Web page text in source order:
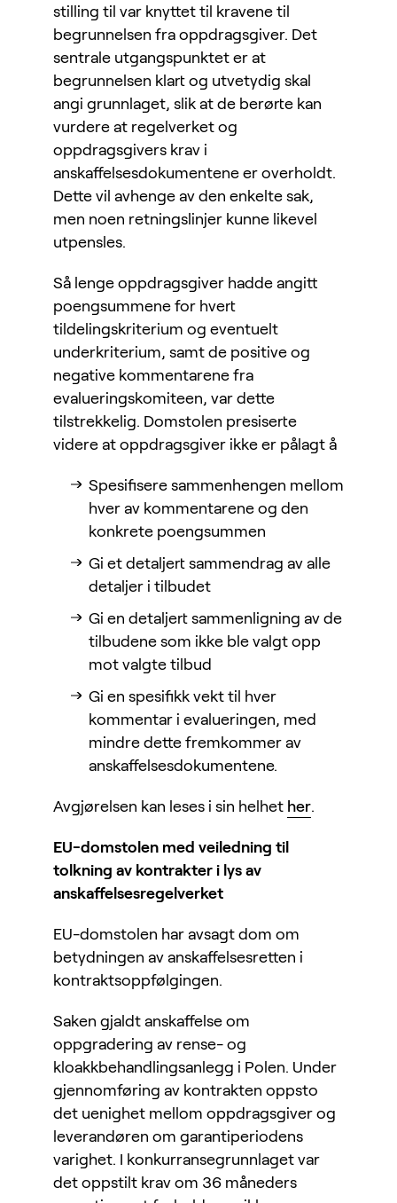
stilling til var knyttet til kravene til
begrunnelsen fra oppdragsgiver. Det
sentrale utgangspunktet er at
begrunnelsen klart og utvetydig skal
angi grunnlaget, slik at de berørte kan
vurdere at regelverket og
oppdragsgivers krav i
anskaffelsesdokumentene er overholdt.
Dette vil avhenge av den enkelte sak,
men noen retningslinjer kunne likevel
utpensles.
Så lenge oppdragsgiver hadde angitt
poengsummene for hvert
tildelingskriterium og eventuelt
underkriterium, samt de positive og
negative kommentarene fra
evalueringskomiteen, var dette
tilstrekkelig. Domstolen presiserte
videre at oppdragsgiver ikke er pålagt å
Spesifisere sammenhengen mellom
hver av kommentarene og den
konkrete poengsummen
Gi et detaljert sammendrag av alle
detaljer i tilbudet
Gi en detaljert sammenligning av de
tilbudene som ikke ble valgt opp
mot valgte tilbud
Gi en spesifikk vekt til hver
kommentar i evalueringen, med
mindre dette fremkommer av
anskaffelsesdokumentene.
Avgjørelsen kan leses i sin helhet her.
EU-domstolen med veiledning til
tolkning av kontrakter i lys av
anskaffelsesregelverket
EU-domstolen har avsagt dom om
betydningen av anskaffelsesretten i
kontraktsoppfølgingen.
Saken gjaldt anskaffelse om
oppgradering av rense- og
kloakkbehandlingsanlegg i Polen. Under
gjennomføring av kontrakten oppsto
det uenighet mellom oppdragsgiver og
leverandøren om garantiperiodens
varighet. I konkurransegrunnlaget var
det oppstilt krav om 36 måneders